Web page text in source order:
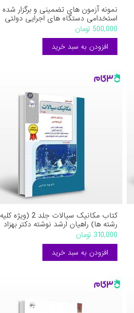
نمونه آزمون های تضمینی و برگزار شده
استخدامی دستگاه های اجرایی دولتی
کشور رویای سبز نوشته محمدعلی عزیزی
مریم ساریخانی فاطمه ساریخانی
500,000 تومان
کتاب مکانیک سیالات جلد 2 (ویژه کلیه
رشته ها) راهیان ارشد نوشته دکتر بهزاد
خداکرمی
310,000 تومان